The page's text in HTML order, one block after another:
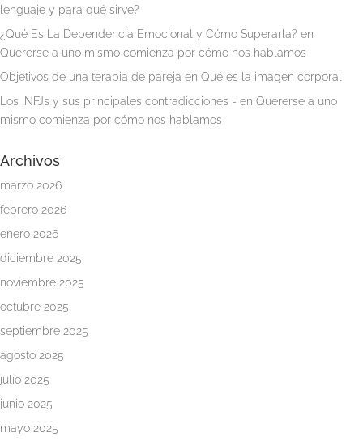
lenguaje y para qué sirve?
¿Qué Es La Dependencia Emocional y Cómo Superarla? en
Quererse a uno mismo comienza por cómo nos hablamos
Objetivos de una terapia de pareja en Qué es la imagen corporal
Los INFJs y sus principales contradicciones - en Quererse a uno
mismo comienza por cómo nos hablamos
Archivos
marzo 2026
febrero 2026
enero 2026
diciembre 2025
noviembre 2025
octubre 2025
septiembre 2025
agosto 2025
julio 2025
junio 2025
mayo 2025